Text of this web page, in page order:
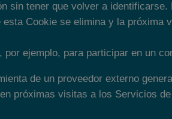
sin tener que volver a identificarse.
Cookie se elimina y la próxima
ejemplo, para participar en un
de un proveedor externo
próximas visitas a los Servicios